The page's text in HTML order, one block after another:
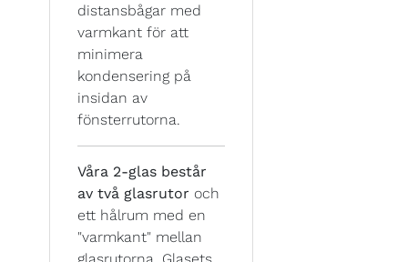
distansbågar med
varmkant för att
minimera
kondensering på
insidan av
fönsterrutorna.
Våra 2-glas består
av två glasrutor och
ett hålrum med en
"varmkant" mellan